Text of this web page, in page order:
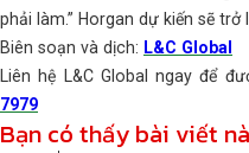
phải làm.” Horgan dự kiến sẽ
Biên soạn và dịch: L&C Global
Liên hệ L&C Global ngay để
7979
Bạn có thấy bài viết